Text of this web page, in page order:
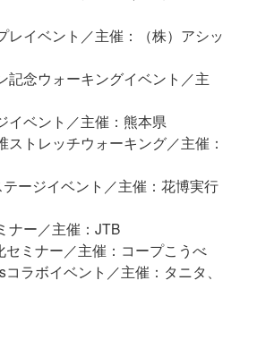
レイベント／主催：（株）アシッ
記念ウォーキングイベント／主
イベント／主催：熊本県
ストレッチウォーキング／主催：
テージイベント／主催：花博実行
ナー／主催：JTB
セミナー／主催：コープこうべ
コラボイベント／主催：タニタ、